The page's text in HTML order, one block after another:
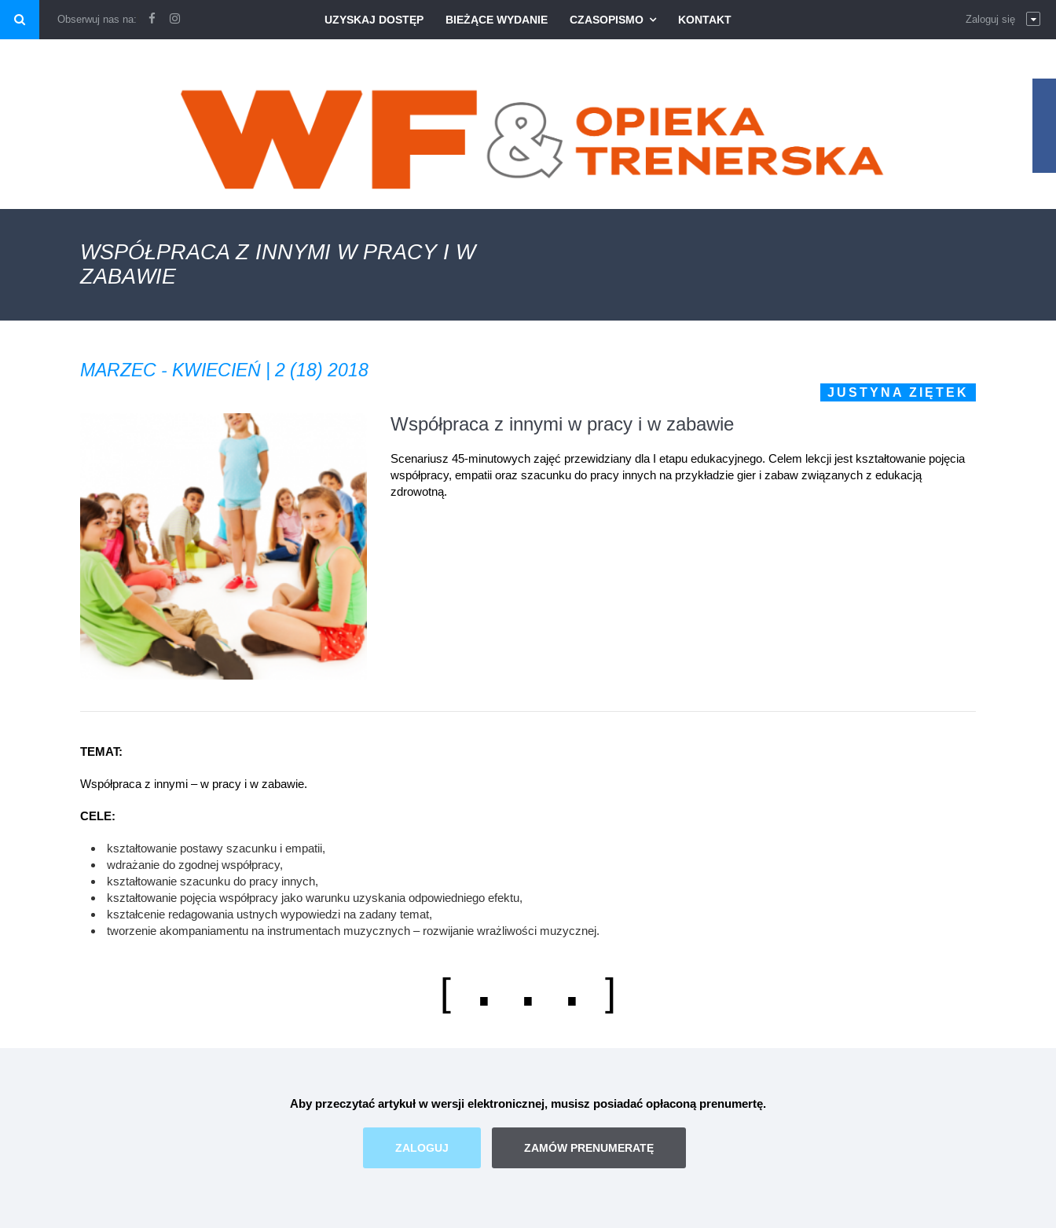
Obserwuj nas na: Zaloguj się
UZYSKAJ DOSTĘP BIEŻĄCE WYDANIE CZASOPISMO KONTAKT
WSPÓŁPRACA Z INNYMI W PRACY I W
ZABAWIE
MARZEC - KWIECIEŃ | 2 (18) 2018
JUSTYNA ZIĘTEK
Współpraca z innymi w pracy i w zabawie
Scenariusz 45-minutowych zajęć przewidziany dla I etapu edukacyjnego. Celem lekcji jest kształtowanie pojęcia
współpracy, empatii oraz szacunku do pracy innych na przykładzie gier i zabaw związanych z edukacją
zdrowotną.
TEMAT:
Współpraca z innymi – w pracy i w zabawie.
CELE:
kształtowanie postawy szacunku i empatii,
wdrażanie do zgodnej współpracy,
kształtowanie szacunku do pracy innych,
kształtowanie pojęcia współpracy jako warunku uzyskania odpowiedniego efektu,
kształcenie redagowania ustnych wypowiedzi na zadany temat,
tworzenie akompaniamentu na instrumentach muzycznych – rozwijanie wrażliwości muzycznej.
[ . . . ]
Aby przeczytać artykuł w wersji elektronicznej, musisz posiadać opłaconą prenumertę.
ZALOGUJ ZAMÓW PRENUMERATĘ